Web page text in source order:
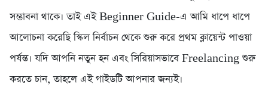
সম্ভাবনা থাকে। তাই এই Beginner Guide-এ আমি ধাপে ধাপে
আলোচনা করেছি স্কিল নির্বাচন থেকে শুরু করে প্রথম ক্লায়েন্ট পাওয়া
পর্যন্ত। যদি আপনি নতুন হন এবং সিরিয়াসভাবে Freelancing শুরু
করতে চান, তাহলে এই গাইডটি আপনার জন্যই।